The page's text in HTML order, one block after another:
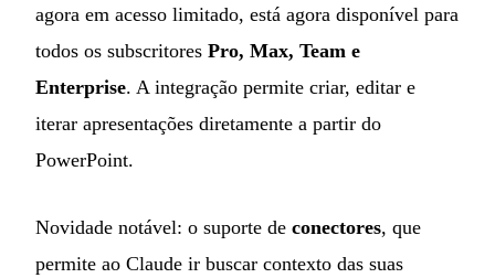
agora em acesso limitado, está agora disponível para
todos os subscritores Pro, Max, Team e
Enterprise. A integração permite criar, editar e
iterar apresentações diretamente a partir do
PowerPoint.
Novidade notável: o suporte de conectores, que
permite ao Claude ir buscar contexto das suas